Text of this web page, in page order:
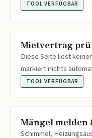
TOOL VERFÜGBAR
Mietvertrag
Diese Seite liest
markiert nichts
TOOL VERFÜGBAR
Mängel melden
Schimmel,